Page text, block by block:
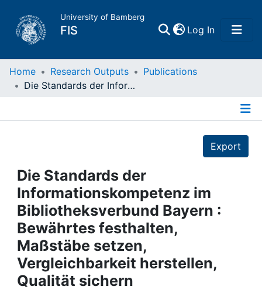
University of Bamberg
FIS Log In(current)
Home
Projects
People
Institutions
Awards
Home Research Outputs
Publications
Die Standards der Informationskompetenz im Bibliotheksverbund Bayern : Bewährtes festhalten, Maßstäbe setzen, Vergleichbarkeit herstellen, Qualität sichern
Export
Die Standards der
Informationskompetenz im
Bibliotheksverbund Bayern :
Bewährtes festhalten,
Maßstäbe setzen,
Vergleichbarkeit herstellen,
Qualität sichern